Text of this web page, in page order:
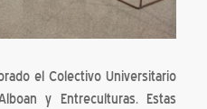
el Colectivo Universitario
y Entreculturas. Estas